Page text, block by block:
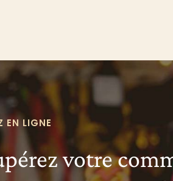
EN LIGNE
votre